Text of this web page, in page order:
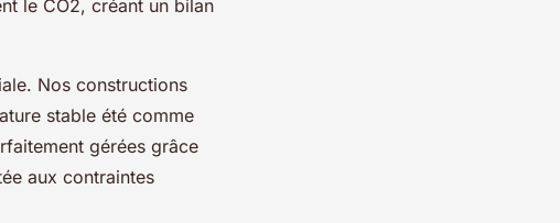
le CO2, créant un bilan
Nos constructions
stable été comme
gérées grâce
aux contraintes